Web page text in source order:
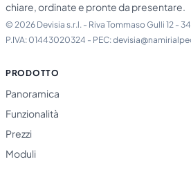
chiare, ordinate e pronte da presentare.
© 2026 Devisia s.r.l. - Riva Tommaso Gulli 12 -
P.IVA: 01443020324 - PEC:
PRODOTTO
Panoramica
Funzionalità
Prezzi
Moduli